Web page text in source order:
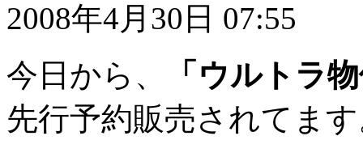
2008年4月30日 07:55
今日から、
「ウルトラ
先行予約販売されてま